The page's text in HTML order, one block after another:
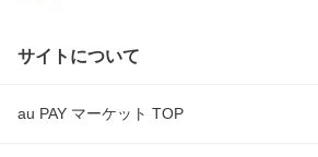
サイトについて
au PAY マーケット TOP